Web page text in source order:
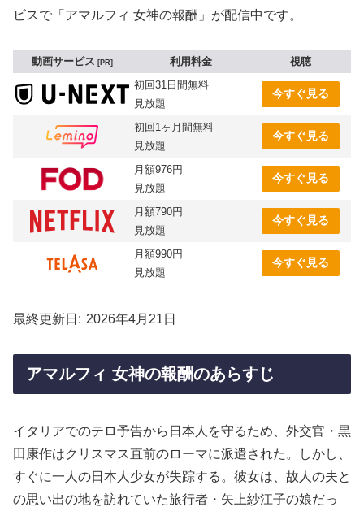
ビスで「アマルフィ 女神の報酬」が配信中です。
動画サービス PR 利用料金
視聴
初回31日間無料
見放題
今すぐ見る
初回1ヶ月間無料
見放題
今すぐ見る
月額976円
見放題
今すぐ見る
月額790円
見放題
今すぐ見る
月額990円
見放題
今すぐ見る
最終更新日 2026年4月21日
アマルフィ 女神の報酬のあらすじ
イタリアでのテロ予告から日本人を守るため、外交官・黒
田康作はクリスマス直前のローマに派遣された。しかし、
すぐに一人の日本人少女が失踪する。彼女は、故人の夫と
の思い出の地を訪れていた旅行者・矢上紗江子の娘だっ